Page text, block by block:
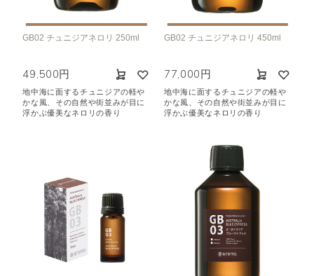
GB02 チュニジアネロリ 250ml
49,500円
地中海に面するチュニジアの軽や
かな風、その自然や街並みが目に
浮かぶ優美なネロリの香り
GB02 チュニジアネロリ 450ml
77,000円
地中海に面するチュニジアの軽や
かな風、その自然や街並みが目に
浮かぶ優美なネロリの香り